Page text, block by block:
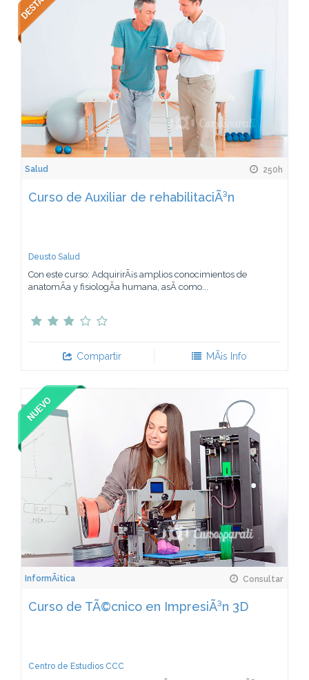
Salud 250h
Curso de Auxiliar de rehabilitaciÃ³n
Deusto Salud
Con este curso: AdquirirÃ¡s amplios conocimientos de
anatomÃ­a y fisiologÃ­a humana, asÃ­ como...
Compartir MÃ¡s Info
InformÃ¡tica Consultar
Curso de TÃ©cnico en ImpresiÃ³n 3D
Centro de Estudios CCC